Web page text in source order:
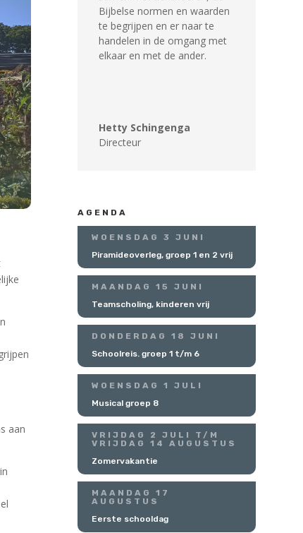
aan
Bijbelse normen en waarden
te begrijpen en er naar te
handelen in de omgang met
elkaar en met de ander.
Hetty Schingenga
Directeur
AGENDA
WOENSDAG 3 JUNI
Piramideoverleg, groep 1 en 2 vrij
MAANDAG 15 JUNI
Teamscholing, kinderen vrij
DONDERDAG 18 JUNI
Schoolreis. groep 1 t/m 6
WOENSDAG 1 JULI
Musical groep 8
VRIJDAG 2 JULI T/M
VRIJDAG 14 AUGUSTUS
Zomervakantie
MAANDAG 17
AUGUSTUS
Eerste schooldag